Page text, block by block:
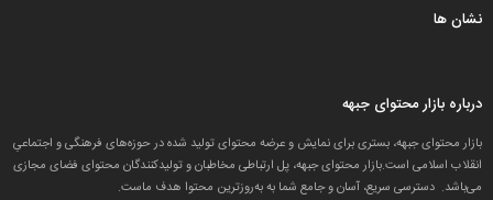
نشان ها
درباره بازار محتوای جبهه
بازار محتوای جبهه، بستری برای نمایش و عرضه محتوای تولید شده در حوزه‌های فرهنگی و اجتماعیِ
انقلاب اسلامی است.بازار محتوای جبهه، پل ارتباطی مخاطبان و تولید‌کنندگان محتوای فضای مجازی
می‌باشد. دسترسی سریع، آسان و جامع شما به به‌روزترین محتوا هدف ماست.